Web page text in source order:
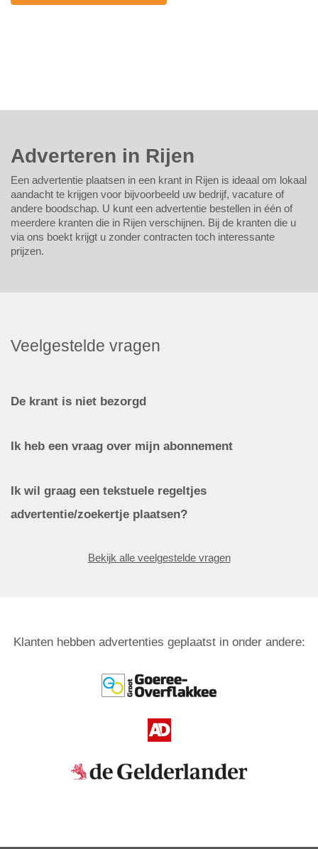
Adverteren in Rijen
Een advertentie plaatsen in een krant in Rijen is ideaal om lokaal
aandacht te krijgen voor bijvoorbeeld uw bedrijf, vacature of
andere boodschap. U kunt een advertentie bestellen in één of
meerdere kranten die in Rijen verschijnen. Bij de kranten die u
via ons boekt krijgt u zonder contracten toch interessante
prijzen.
Veelgestelde vragen
De krant is niet bezorgd
Ik heb een vraag over mijn abonnement
Ik wil graag een tekstuele regeltjes
advertentie/zoekertje plaatsen?
Bekijk alle veelgestelde vragen
Klanten hebben advertenties geplaatst in onder andere: